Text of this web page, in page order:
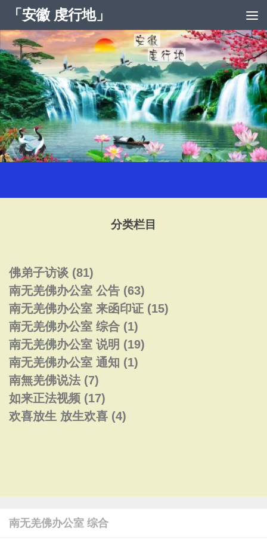
跳至内容
「安徽 虔行地」
南无羌佛办公室 综合
分类栏目
佛弟子访谈 (81)
南无羌佛办公室 公告 (63)
南无羌佛办公室 来函印证 (15)
南无羌佛办公室 综合 (1)
南无羌佛办公室 说明 (19)
南无羌佛办公室 通知 (1)
南無羌佛说法 (7)
如来正法视频 (17)
欢喜放生 放生欢喜 (4)